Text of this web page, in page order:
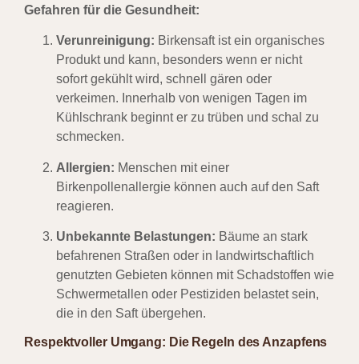
Gefahren für die Gesundheit:
Verunreinigung: Birkensaft ist ein organisches
Produkt und kann, besonders wenn er nicht
sofort gekühlt wird, schnell gären oder
verkeimen. Innerhalb von wenigen Tagen im
Kühlschrank beginnt er zu trüben und schal zu
schmecken.
Allergien: Menschen mit einer
Birkenpollenallergie können auch auf den Saft
reagieren.
Unbekannte Belastungen: Bäume an stark
befahrenen Straßen oder in landwirtschaftlich
genutzten Gebieten können mit Schadstoffen wie
Schwermetallen oder Pestiziden belastet sein,
die in den Saft übergehen.
Respektvoller Umgang: Die Regeln des Anzapfens